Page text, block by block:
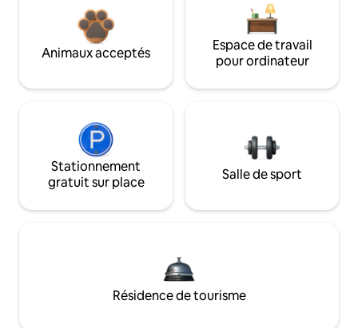
Animaux acceptés
Espace de travail
pour ordinateur
Stationnement
gratuit sur place
Salle de sport
Résidence de tourisme